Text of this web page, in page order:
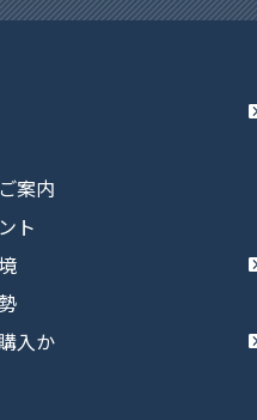
案内
ト
入か